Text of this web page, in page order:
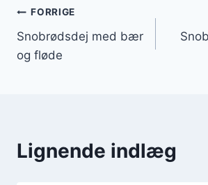
Indlægsnavigation
FORRIGE
Snobrødsdej med bær
og fløde
Lignende indlæg